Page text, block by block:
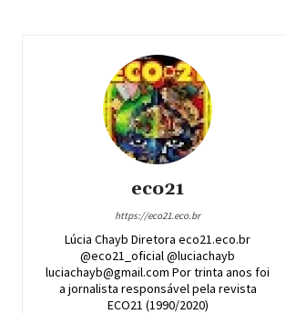
eco21
https://eco21.eco.br
Lúcia Chayb Diretora eco21.eco.br
@eco21_oficial @luciachayb
luciachayb@gmail.com Por trinta anos foi
a jornalista responsável pela revista
ECO21 (1990/2020)